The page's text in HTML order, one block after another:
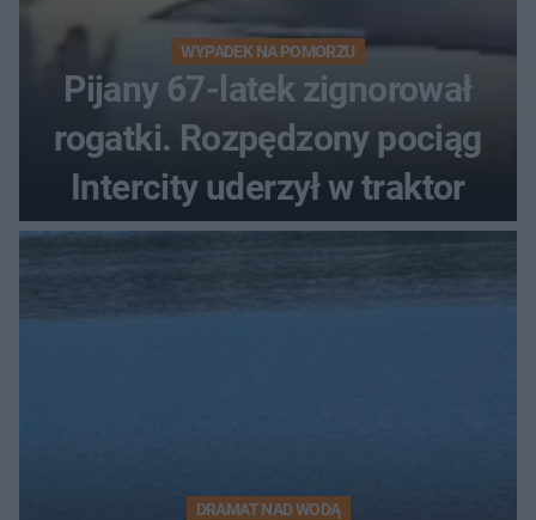
WYPADEK NA POMORZU
Pijany 67-latek zignorował
rogatki. Rozpędzony pociąg
Intercity uderzył w traktor
DRAMAT NAD WODĄ